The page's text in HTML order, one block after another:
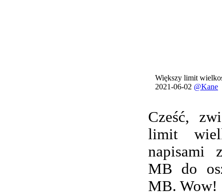
Większy limit
2021-06-02 @Kane
Cześć,
limit
napisami
MB do
MB. Wow!